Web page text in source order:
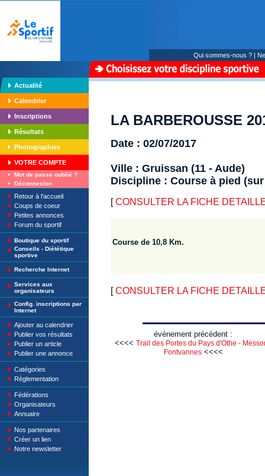
Qui sommes-nous ? |
Actualité
Calendrier
Inscriptions
Résultats
Photographies
VOTRE COMPTE
Mot de passe oublié ?
Déconnexion
Retour à l'accueil
Coups de coeur
Petites annonces
Forum du sportif
Boutique du sportif
Conseils - Diététique
sportive
Recherche Internet
Services aux
organisateurs
Config. inscriptions par
Internet
Ajouter au calendrier
Publier vos résultats
Publier un article
Publier une annonce
Catégories
Règlementation
Fédérations
Organisateurs
Annuaire
Nos partenaires
Créer un lien
Notre newsletter
LA BARBEROUSSE
Date : 02/07/2017
Ville : Gruissan (11 - Aude)
Discipline : Course à pied
[CONSULTER LA FICHE
Course de 10,8 Km.
[CONSULTER LA FICHE
évènement précédent :
<<<< Trail des Portes du Pays d'Othe -
Fontvannes<<<<